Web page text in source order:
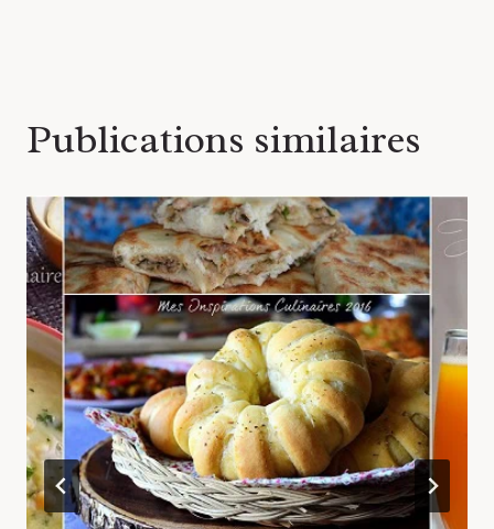
Publications similaires